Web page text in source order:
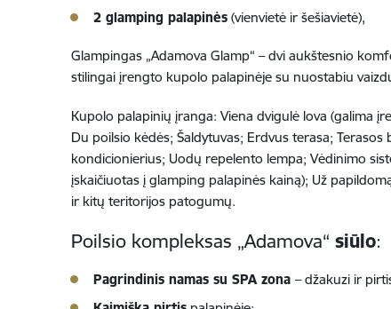
2 glamping palapinės(vienvietė ir šešiavietė),
Glampingas „Adamova Glamp“ – dvi aukštesnio
stilingai įrengto kupolo palapinėje su nuostabiu
Kupolo palapinių įranga: Viena dvigulė lova (galima
Du poilsio kėdės; Šaldytuvas; Erdvus terasa;
kondicionierius; Uodų repelento lempa; Vėdinimo
įskaičiuotas į glamping palapinės kainą); Už
ir kitų teritorijos patogumų.
Poilsio kompleksas „Adamova“ siūlo:
Pagrindinis namas su SPA zona – džakuzi ir